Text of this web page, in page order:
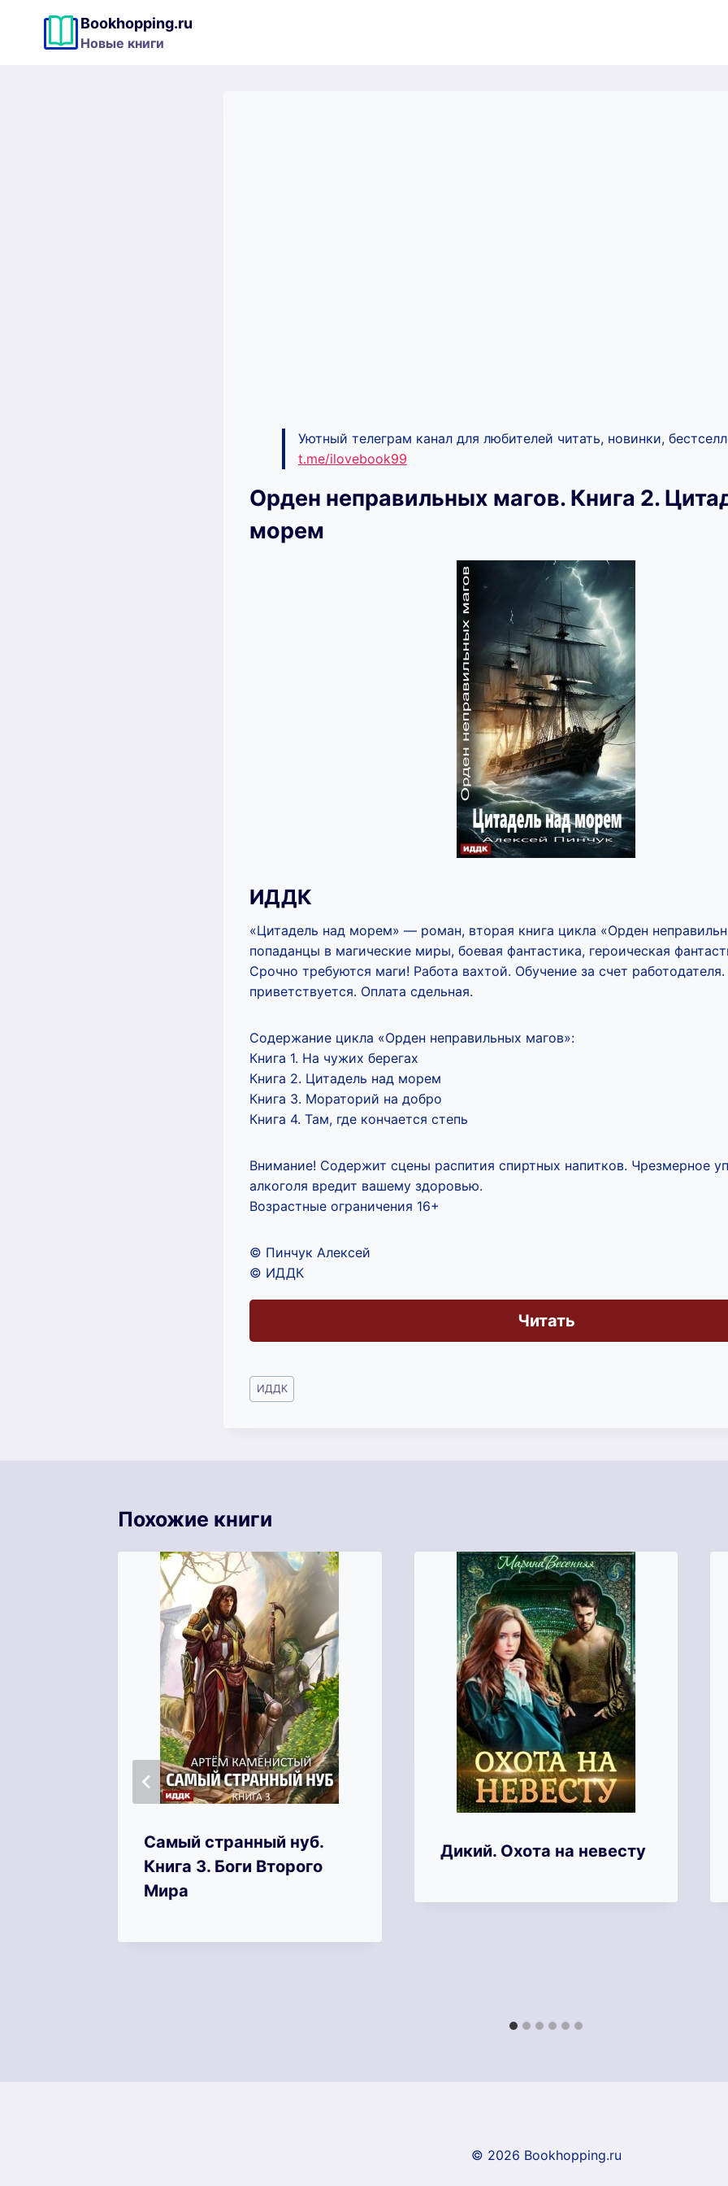
содержимому
Bookhopping.ru
Новые книги
Уютный телеграм канал для любителей читать, новинки,
t.me/ilovebook99
Орден неправильных магов. Книга 2.
морем
ИДДК
«Цитадель над морем» — роман, вторая книга цикла «Орден
попаданцы в магические миры, боевая фантастика, героическая
Срочно требуются маги! Работа вахтой. Обучение за счет
приветствуется. Оплата сдельная.
Содержание цикла «Орден неправильных магов»:
Книга 1. На чужих берегах
Книга 2. Цитадель над морем
Книга 3. Мораторий на добро
Книга 4. Там, где кончается степь
Внимание! Содержит сцены распития спиртных напитков. Чрезмерное
алкоголя вредит вашему здоровью.
Возрастные ограничения 16+
© Пинчук Алексей
© ИДДК
Читать
Метки
записи:
ИДДК
Похожие книги
Самый странный нуб.
Книга 3. Боги Второго
Мира
Дикий. Охота на невесту
© 2026 Bookhopping.ru